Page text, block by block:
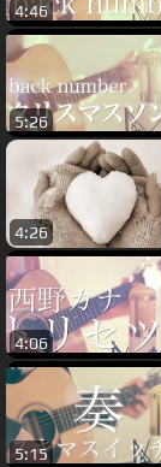
4:46
5:26
4:26
4:06
5:15